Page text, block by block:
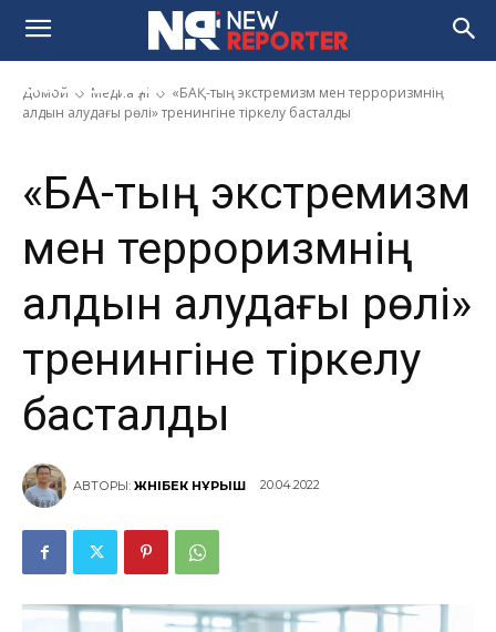
Домой Медиа үні
«БАҚ-тың экстремизм мен терроризмнің
алдын алудағы рөлі» тренингіне тіркелу басталды
терроризмнің алдын алудағы
рөлі» тренингіне тіркелу
басталды
«БАҚ-тың экстремизм
мен терроризмнің
алдын алудағы рөлі»
тренингіне тіркелу
басталды
АВТОРЫ: ЖӘНІБЕК НҰРЫШ 20.04.2022